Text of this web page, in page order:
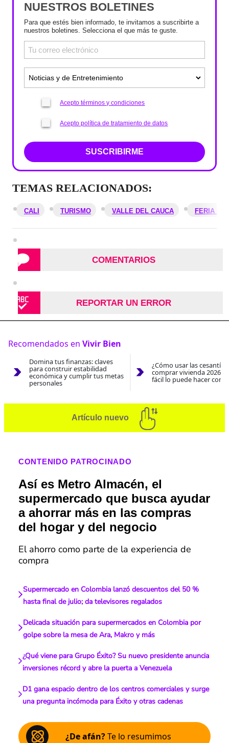
NUESTROS BOLETINES
Para que estés bien informado, te invitamos a suscribirte a
nuestros boletines. Selecciona el que más te guste.
Acepto términos y condiciones
Acepto política de tratamiento de datos
SUSCRIBIRME
TEMAS RELACIONADOS:
CALI TURISMO VALLE DEL CAUCA FERIA DE
COMENTARIOS
REPORTAR UN ERROR
Recomendados en Vivir Bien
Domina tus finanzas: claves
para construir estabilidad
económica y cumplir tus metas
personales
¿Cómo usar las
comprar vivienda 2026?
fácil lo puede hacer con
Artículo nuevo
CONTENIDO PATROCINADO
Así es Metro Almacén, el
supermercado que busca ayudar
a ahorrar más en las compras
del hogar y del negocio
El ahorro como parte de la experiencia de
compra
Supermercado en Colombia lanzó descuentos del 50 %
hasta final de julio; da televisores regalados
Delicada situación para supermercados en Colombia por
golpe sobre la mesa de Ara, Makro y más
¿Qué viene para Grupo Éxito? Su nuevo presidente anuncia
inversiones récord y abre la puerta a Venezuela
D1 gana espacio dentro de los centros comerciales y surge
una pregunta incómoda para Éxito y otras cadenas
¿De afán?Te lo resumimos